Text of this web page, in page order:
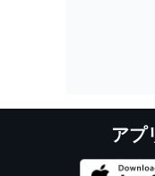
アプ